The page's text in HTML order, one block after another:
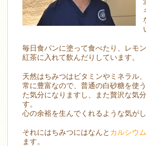
毎日食パンに塗って食べたり、レモン
紅茶に入れて飲んだりしています。
天然はちみつはビタミンやミネラル
常に豊富なので、普通の白砂糖を使
た気分になりますし、また贅沢な気
す。
心の余裕を生んでくれるような気がし
それにはちみつにはなんと カルシウム
ます。